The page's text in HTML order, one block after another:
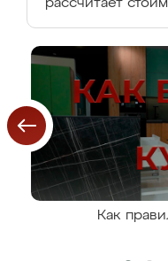
рассчитает
Как